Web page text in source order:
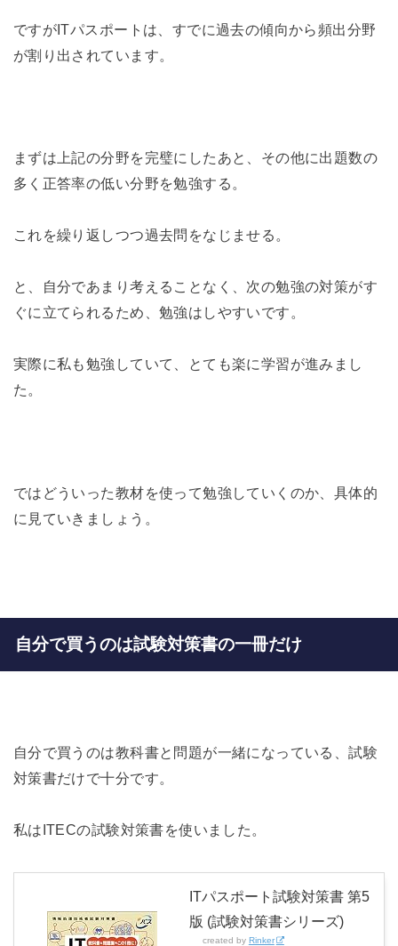
ですがITパスポートは、すでに過去の傾向から頻出分野
が割り出されています。
まずは上記の分野を完璧にしたあと、その他に出題数の
多く正答率の低い分野を勉強する。
これを繰り返しつつ過去問をなじませる。
と、自分であまり考えることなく、次の勉強の対策がす
ぐに立てられるため、勉強はしやすいです。
実際に私も勉強していて、とても楽に学習が進みまし
た。
ではどういった教材を使って勉強していくのか、具体的
に見ていきましょう。
自分で買うのは試験対策書の一冊だけ
自分で買うのは教科書と問題が一緒になっている、試験
対策書だけで十分です。
私はITECの試験対策書を使いました。
ITパスポート試験対策書 第5
版 (試験対策書シリーズ)
created by Rinker